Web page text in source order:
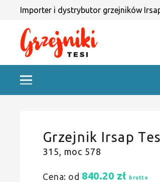
Importer i dystrybutor grzejników
Grzejnik Irsap
315, moc 578
Cena: od 840.20 zł brutto